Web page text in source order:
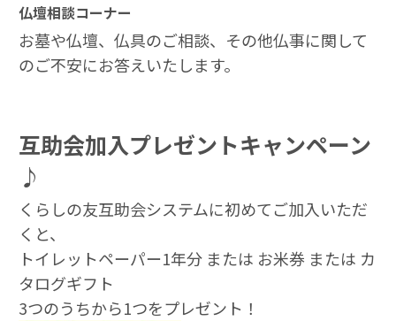
仏壇相談コーナー
お墓や仏壇、仏具のご相談、その他仏事に関して
のご不安にお答えいたします。
互助会加入プレゼントキャンペーン
♪
くらしの友互助会システムに初めてご加入いただ
くと、
トイレットペーパー1年分 または お米券 または カ
タログギフト
3つのうちから1つをプレゼント！